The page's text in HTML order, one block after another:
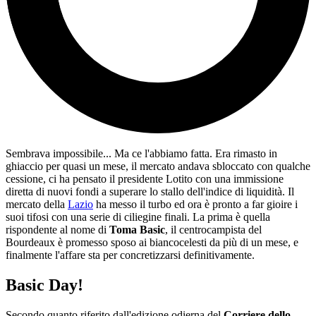
Sembrava impossibile... Ma ce l'abbiamo fatta. Era rimasto in
ghiaccio per quasi un mese, il mercato andava sbloccato con qualche
cessione, ci ha pensato il presidente Lotito con una immissione
diretta di nuovi fondi a superare lo stallo dell'indice di liquidità. Il
mercato della Lazio ha messo il turbo ed ora è pronto a far gioire i
suoi tifosi con una serie di ciliegine finali. La prima è quella
rispondente al nome di Toma Basic, il centrocampista del
Bourdeaux è promesso sposo ai biancocelesti da più di un mese, e
finalmente l'affare sta per concretizzarsi definitivamente.
Basic Day!